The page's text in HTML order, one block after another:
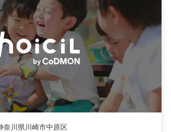
奈川県川崎市中原区